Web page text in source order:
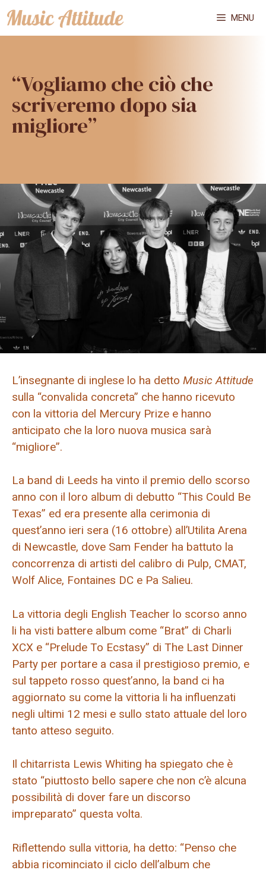
Vai
al
MENU
“Vogliamo che ciò che
scriveremo dopo sia
migliore”
L’insegnante di inglese lo ha detto Music Attitude
sulla “convalida concreta” che hanno ricevuto
con la vittoria del Mercury Prize e hanno
anticipato che la loro nuova musica sarà
“migliore”.
La band di Leeds ha vinto il premio dello scorso
anno con il loro album di debutto “This Could Be
Texas” ed era presente alla cerimonia di
quest’anno ieri sera (16 ottobre) all’Utilita Arena
di Newcastle, dove Sam Fender ha battuto la
concorrenza di artisti del calibro di Pulp, CMAT,
Wolf Alice, Fontaines DC e Pa Salieu.
La vittoria degli English Teacher lo scorso anno
li ha visti battere album come “Brat” di Charli
XCX e “Prelude To Ecstasy” di The Last Dinner
Party per portare a casa il prestigioso premio, e
sul tappeto rosso quest’anno, la band ci ha
aggiornato su come la vittoria li ha influenzati
negli ultimi 12 mesi e sullo stato attuale del loro
tanto atteso seguito.
Il chitarrista Lewis Whiting ha spiegato che è
stato “piuttosto bello sapere che non c’è alcuna
possibilità di dover fare un discorso
impreparato” questa volta.
Riflettendo sulla vittoria, ha detto: “Penso che
abbia ricominciato il ciclo dell’album che